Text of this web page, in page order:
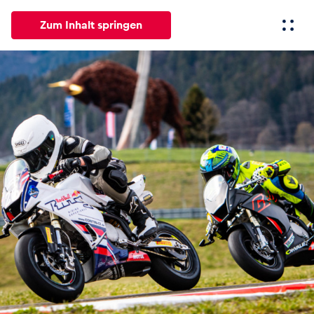
Zum Inhalt springen
Alle News Events Erlebnisse Seiten
News
Alle anzeigen
Events
Alle anzeigen